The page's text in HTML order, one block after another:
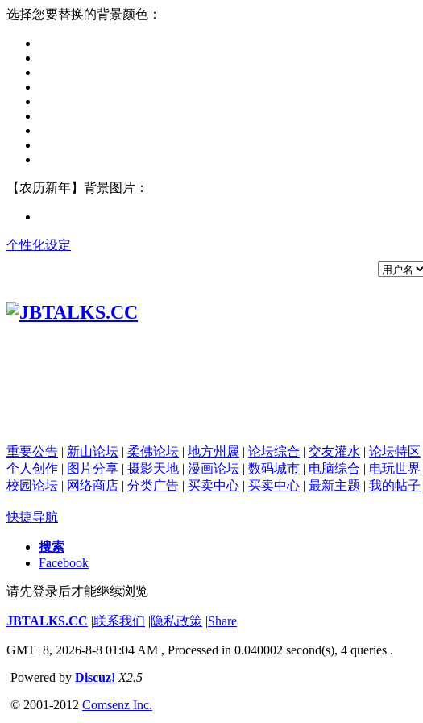
选择您要替换的背景颜色：
【农历新年】背景图片：
个性化设定
重要公告 | 新山论坛 | 柔佛论坛 | 地方州属 | 论坛综合 | 交友灌水 | 论坛特区
个人创作 | 图片分享 | 摄影天地 | 漫画论坛 | 数码城市 | 电脑综合 | 电玩世界
校园论坛 | 网络商店 | 分类广告 | 买卖中心 | 买卖中心 | 最新主题 | 我的帖子
快捷导航
搜索
Facebook
请先登录后才能继续浏览
JBTALKS.CC |联系我们 |隐私政策 |Share
GMT+8, 2026-8-8 01:04 AM , Processed in 0.040002 second(s), 4 queries .
Powered by Discuz! X2.5
© 2001-2012 Comsenz Inc.